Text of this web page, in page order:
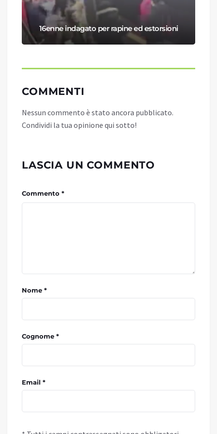
16enne indagato per rapine ed estorsioni
COMMENTI
Nessun commento è stato ancora pubblicato.
Condividi la tua opinione qui sotto!
LASCIA UN COMMENTO
Commento *
Nome *
Cognome *
Email *